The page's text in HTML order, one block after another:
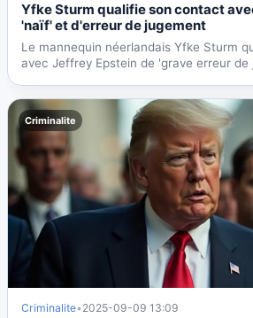
Yfke Sturm qualifie son contact
'naïf' et d'erreur de jugement
Le mannequin néerlandais Yfke Sturm
avec Jeffrey Epstein de 'grave erreur de
Criminalite
Criminalite• 2025-09-09 13:09